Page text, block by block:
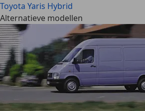
Toyota Yaris Hybrid
Alternatieve modellen